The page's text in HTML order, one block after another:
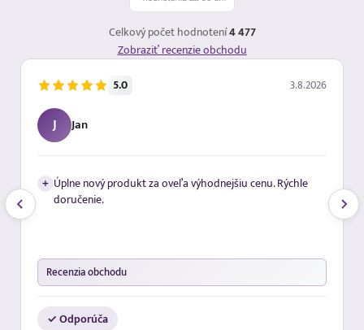
Celkový počet hodnotení4 477
Zobraziť recenzie obchodu
Veľká spokojnosť, profesionálny prístup.Objednávka bola
vybavená rýchlo.Odporúčam
Recenzia obchodu
✓ Odporúča